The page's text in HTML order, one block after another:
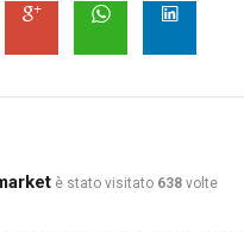
è stato visitato 638 volte